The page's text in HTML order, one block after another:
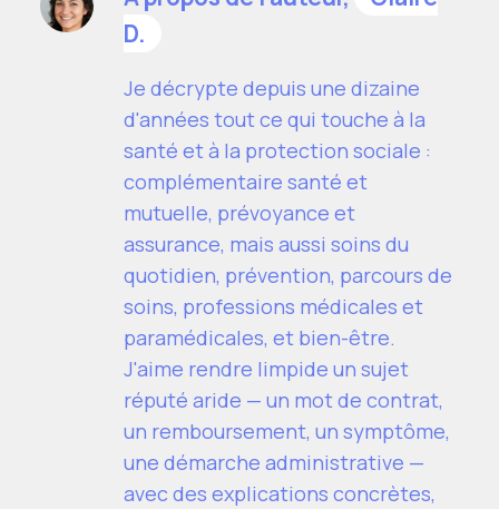
D.
Je décrypte depuis une dizaine
d'années tout ce qui touche à la
santé et à la protection sociale :
complémentaire santé et
mutuelle, prévoyance et
assurance, mais aussi soins du
quotidien, prévention, parcours de
soins, professions médicales et
paramédicales, et bien-être.
J'aime rendre limpide un sujet
réputé aride — un mot de contrat,
un remboursement, un symptôme,
une démarche administrative —
avec des explications concrètes,